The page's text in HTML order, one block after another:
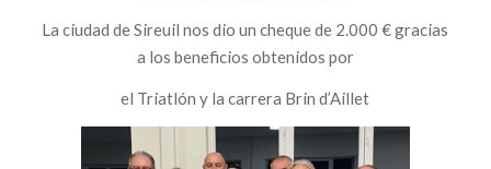
La ciudad de Sireuil nos dio un cheque de 2.000 € gracias
a los beneficios obtenidos por
el Triatlón y la carrera Brin d’Aillet